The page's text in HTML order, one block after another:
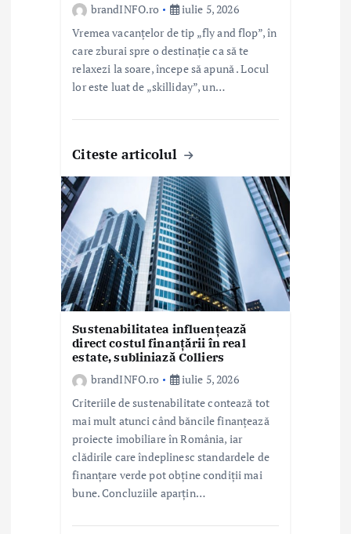
brandINFO.ro
iulie 5, 2026
Vremea vacanțelor de tip „fly and flop”, în
care zburai spre o destinație ca să te
relaxezi la soare, începe să apună . Locul
lor este luat de „skilliday”, un…
Citeste articolul
Sustenabilitatea influențează
direct costul finanțării în real
estate, subliniază Colliers
brandINFO.ro
iulie 5, 2026
Criteriile de sustenabilitate contează tot
mai mult atunci când băncile finanțează
proiecte imobiliare în România, iar
clădirile care îndeplinesc standardele de
finanțare verde pot obține condiții mai
bune. Concluziile aparțin…